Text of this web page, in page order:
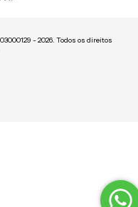
- 2026. Todos os direitos